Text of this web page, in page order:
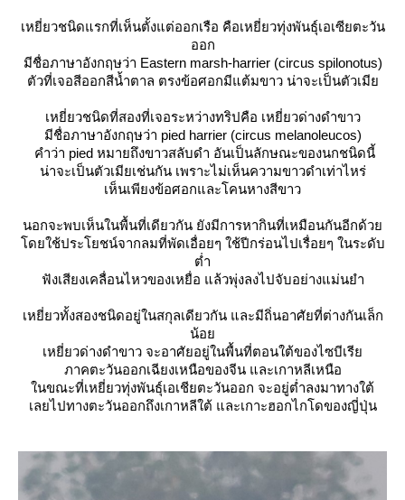
เหยี่ยวชนิดแรกที่เห็นตั้งแต่ออกเรือ คือเหยี่ยวทุ่งพันธุ์เอเซียตะวัน
ออก
มีชื่อภาษาอังกฤษว่า Eastern marsh-harrier(circus spilonotus)
ตัวที่เจอสีออกสีน้ำตาล ตรงข้อศอกมีแต้มขาว น่าจะเป็นตัวเมี
เหยี่ยวชนิดที่สองที่เจอระหว่างทริปคือ เหยี่ยวด่างดำขาว
มีชื่อภาษาอังกฤษว่า pied harrier(circus melanoleucos)
คำว่า pied หมายถึงขาวสลับดำ อันเป็นลักษณะของนกชนิดนี้
น่าจะเป็นตัวเมียเช่นกัน เพราะไม่เห็นความขาวดำเท่าไหร่
เห็นเพียงข้อศอกและโคนหางสีขาว
นอกจะพบเห็นในพื้นที่เดียวกัน ยังมีการหากินที่เหมือนกันอีกด้ว
ดยใช้ประโยชน์จากลมที่พัดเอื่อยๆ ใช้ปีกร่อนไปเรื่อยๆ ในระดับ
ต่ำ
ฟังเสียงเคลื่อนไหวของเหยื่อ แล้วพุ่งลงไปจับอย่างแม่นยำ
เหยี่ยวทั้งสองชนิดอยู่ในสกุลเดียวกัน และมีถิ่นอาศัยที่ต่างกันเล็ก
น้อ
เหยี่ยวด่างดำขาว จะอาศัยอยู่ในพื้นที่ตอนใต้ของไซบีเรี
ภาคตะวันออกเฉียงเหนือของจีน และเกาหลีเหนือ
นขณะที่เหยี่ยวทุ่งพันธุ์เอเชียตะวันออก จะอยู่ต่ำลงมาทางใต้
เลยไปทางตะวันออกถึงเกาหลีใต้ และเกาะฮอกไกโดของญี่ปุ่น